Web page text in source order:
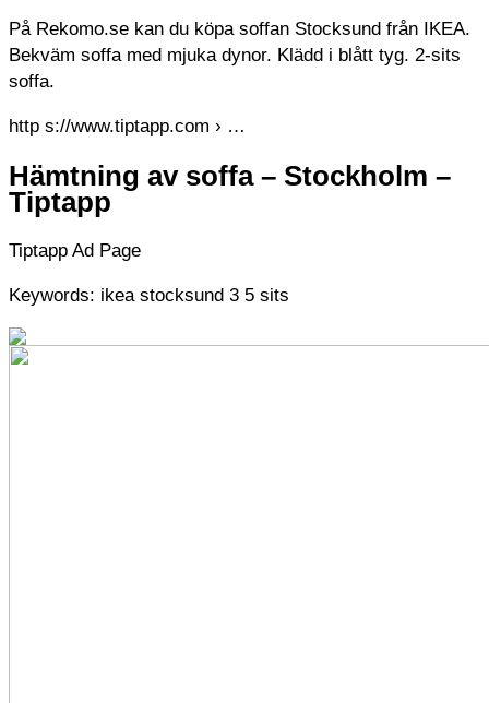
På Rekomo.se kan du köpa soffan Stocksund från IKEA.
Bekväm soffa med mjuka dynor. Klädd i blått tyg. 2-sits
soffa.
http s://www.tiptapp.com › …
Hämtning av soffa – Stockholm –
Tiptapp
Tiptapp Ad Page
Keywords: ikea stocksund 3 5 sits